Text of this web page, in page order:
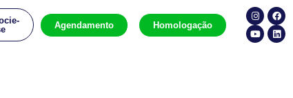
Agendamento Homologação